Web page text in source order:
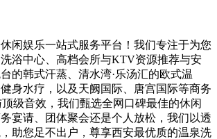
闲娱乐一站式服务平台！我们专注于为您
浴中心、高档会所与KTV资源推荐与安
的韩式汗蒸、清水湾·乐汤汇的欧式温
身水疗，以及天阙国际、唐宫国际等商务
级音效，我们甄选全网口碑最佳的休闲
宴请、团体聚会还是个人放松，我们以透
助您足不出户，尊享西安最优质的温泉洗